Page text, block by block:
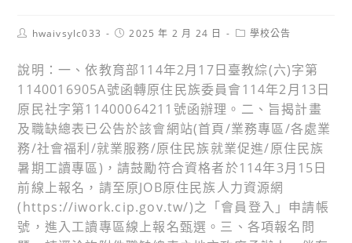
Posthwaivsylc033
Post2025 年 2 月 24 日
Post學校公告
說明：一、依教育部114年2月17日臺教綜(六)字第
1140016905A號函轉原住民族委員會114年2月13日
原民社字第11400064211號函辦理。二、旨揭計畫
及職缺總表已公告於該會網站(首頁/業務專區/各處業
務/社會福利/就業服務/原住民族就業促進/原住民族
暑期工讀專區)，請鼓勵符合資格者於114年3月15日
前線上報名，請至原JOB原住民族人力資源網
(https://iwork.cip.gov.tw/)之「會員登入」申請帳
號，進入工讀專區線上報名甄選。三、各項報名問